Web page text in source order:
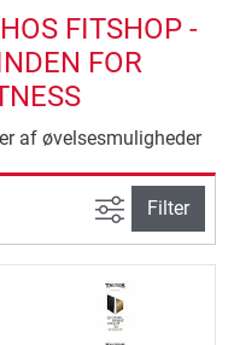
FITSHOP -
FOR
af øvelsesmuligheder
Avanceret
Filter